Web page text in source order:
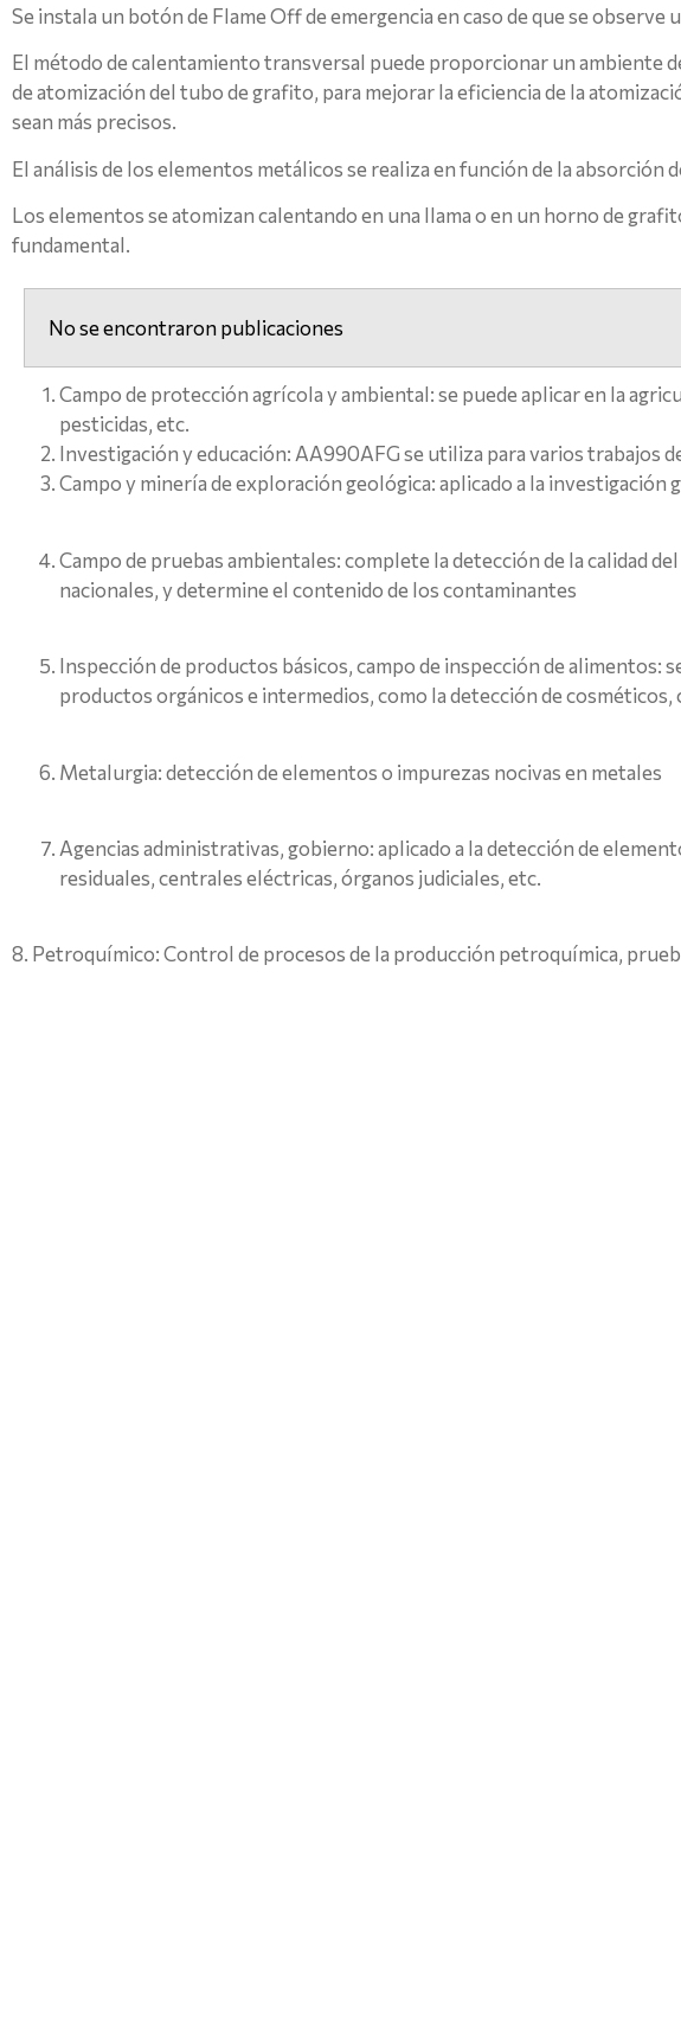
Se instala un botón de Flame Off de emergencia en caso de que se observe
El método de calentamiento transversal puede proporcionar un ambiente
de atomización del tubo de grafito, para mejorar la eficiencia de la
sean más precisos.
El análisis de los elementos metálicos se realiza en función de la
Los elementos se atomizan calentando en una llama o en un horno de
fundamental.
No se encontraron publicaciones
Campo de protección agrícola y ambiental: se puede aplicar en la
pesticidas, etc.
Investigación y educación: AA990AFG se utiliza para varios trabajos
Campo y minería de exploración geológica: aplicado a la
Campo de pruebas ambientales: complete la detección de la calidad
nacionales, y determine el contenido de los contaminantes
Inspección de productos básicos, campo de inspección de
productos orgánicos e intermedios, como la detección de
Metalurgia: detección de elementos o impurezas nocivas en metales
Agencias administrativas, gobierno: aplicado a la detección de
residuales, centrales eléctricas, órganos judiciales, etc.
8. Petroquímico: Control de procesos de la producción petroquímica,